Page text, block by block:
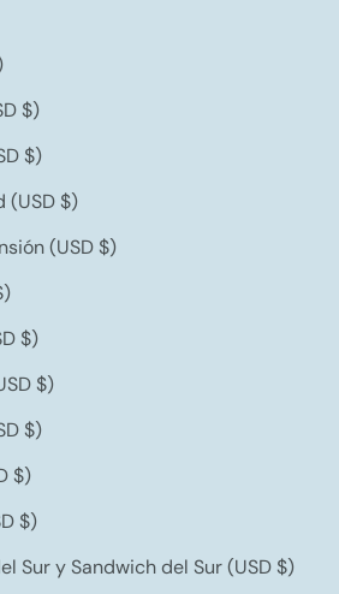
$)
$)
(USD $)
(USD $)
$)
$)
$)
$)
$)
Sur y Sandwich del Sur (USD $)